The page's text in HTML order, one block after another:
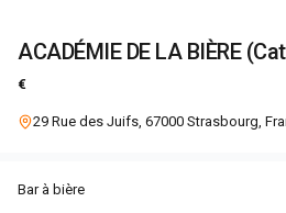
ACADÉMIE DE LA BIÈRE
€
29 Rue des Juifs, 67000 Strasbourg,
Bar à bière